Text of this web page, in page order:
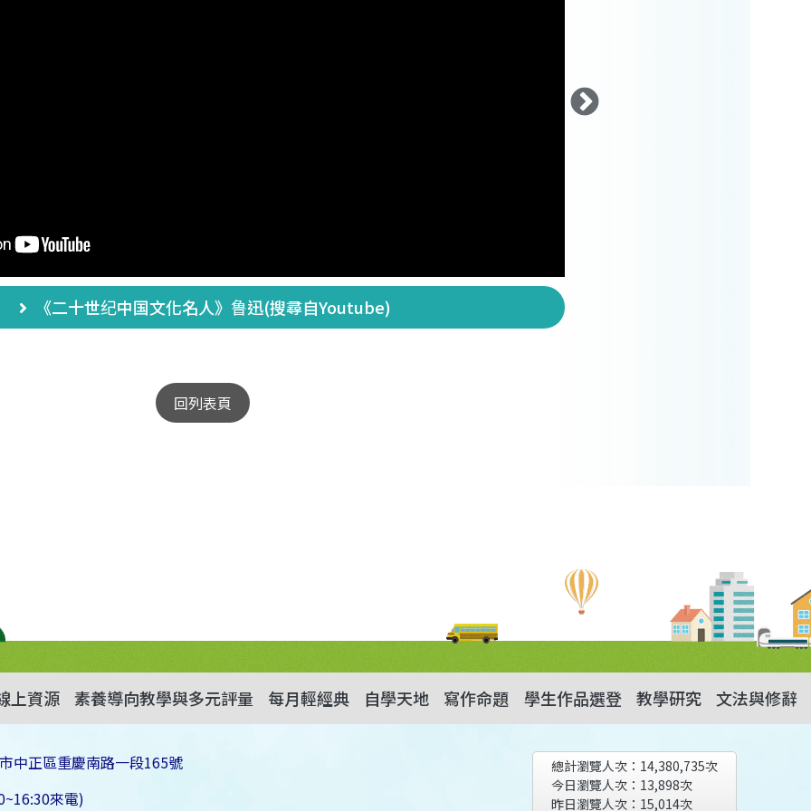
《二十世纪中国文化名人》鲁迅(搜尋自Youtube)
回列表頁
上資源 素養導向教學與多元評量 每月輕經典 自學天地 寫作命題 學生作品選登 教學研究 文法與修辭
中正區重慶南路一段165號
來電)
總計瀏覽人次： 14,380,735次
今日瀏覽人次： 13,898次
昨日瀏覽人次： 15,014次